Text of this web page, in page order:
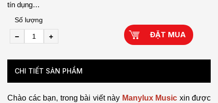
tín dụng…
Số lượng
ĐẶT MUA
CHI TIẾT SẢN PHẨM
Chào các bạn, trong bài viết này Manylux Music xin được